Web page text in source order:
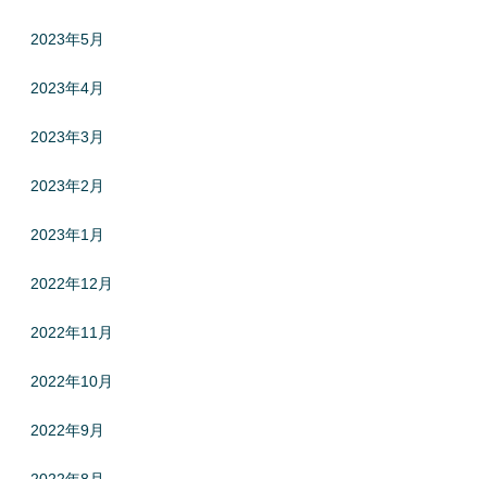
2023年5月
2023年4月
2023年3月
2023年2月
2023年1月
2022年12月
2022年11月
2022年10月
2022年9月